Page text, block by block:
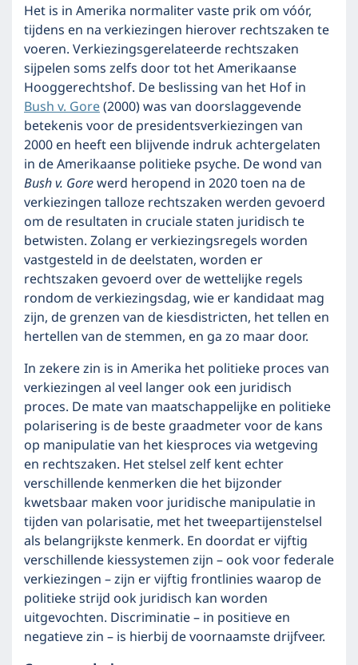
Het is in Amerika normaliter vaste prik om vóór,
tijdens en na verkiezingen hierover rechtszaken te
voeren. Verkiezingsgerelateerde rechtszaken
sijpelen soms zelfs door tot het Amerikaanse
Hooggerechtshof. De beslissing van het Hof in
Bush v. Gore(2000) was van doorslaggevende
betekenis voor de presidentsverkiezingen van
2000 en heeft een blijvende indruk achtergelaten
in de Amerikaanse politieke psyche. De wond van
Bush v. Gorewerd heropend in 2020 toen na de
verkiezingen talloze rechtszaken werden gevoerd
om de resultaten in cruciale staten juridisch te
betwisten. Zolang er verkiezingsregels worden
vastgesteld in de deelstaten, worden er
rechtszaken gevoerd over de wettelijke regels
rondom de verkiezingsdag, wie er kandidaat mag
zijn, de grenzen van de kiesdistricten, het tellen en
hertellen van de stemmen, en ga zo maar door.
In zekere zin is in Amerika het politieke proces van
verkiezingen al veel langer ook een juridisch
proces. De mate van maatschappelijke en politieke
polarisering is de beste graadmeter voor de kans
op manipulatie van het kiesproces via wetgeving
en rechtszaken. Het stelsel zelf kent echter
verschillende kenmerken die het bijzonder
kwetsbaar maken voor juridische manipulatie in
tijden van polarisatie, met het tweepartijenstelsel
als belangrijkste kenmerk. En doordat er vijftig
verschillende kiessystemen zijn – ook voor federale
verkiezingen – zijn er vijftig frontlinies waarop de
politieke strijd ook juridisch kan worden
uitgevochten. Discriminatie – in positieve en
negatieve zin – is hierbij de voornaamste drijfveer.